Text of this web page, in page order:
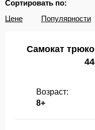
Сортировать по:
Цене
Популярности
Самокат
Возраст:
8+